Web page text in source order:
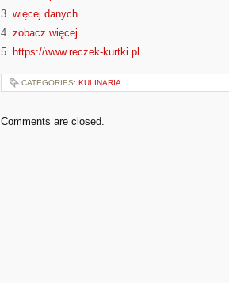
3. więcej danych
4. zobacz więcej
5. https://www.reczek-kurtki.pl
CATEGORIES: KULINARIA
Comments are closed.